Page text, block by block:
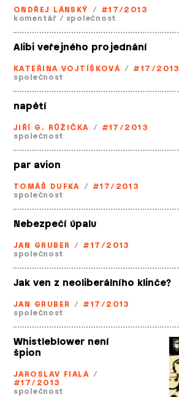
ONDŘEJ LÁNSKÝ / #17/2013
komentář / společnost
Alibi veřejného projednání
KATEŘINA VOJTÍŠKOVÁ / #17/2013
společnost
napětí
JIŘÍ G. RŮŽIČKA / #17/2013
společnost
par avion
TOMÁŠ DUFKA / #17/2013
společnost
Nebezpečí úpalu
JAN GRUBER / #17/2013
společnost
Jak ven z neoliberálního klinče?
JAN GRUBER / #17/2013
společnost
Whistleblower není
špion
JAROSLAV FIALA /
#17/2013
společnost